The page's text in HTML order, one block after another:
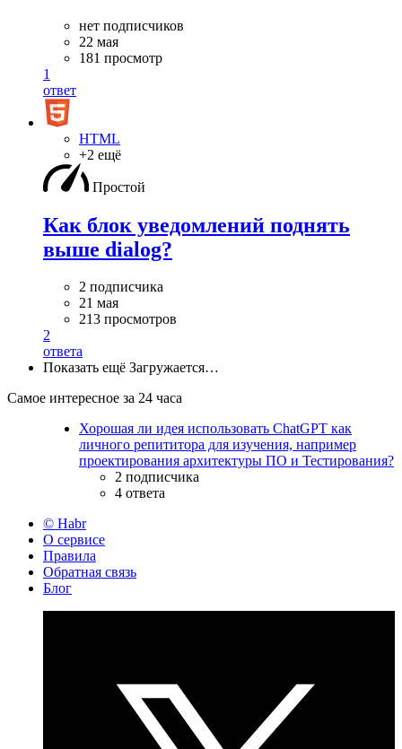
нет подписчиков
22 мая
181 просмотр
1
ответ
HTML
+2 ещё
Простой
Как блок уведомлений поднять
выше dialog?
2 подписчика
21 мая
213 просмотров
2
ответа
Показать ещё Загружается…
Самое интересное за 24 часа
Хорошая ли идея использовать ChatGPT как
личного репититора для изучения, например
проектирования архитектуры ПО и Тестирования?
2 подписчика
4 ответа
© Habr
О сервисе
Правила
Обратная связь
Блог